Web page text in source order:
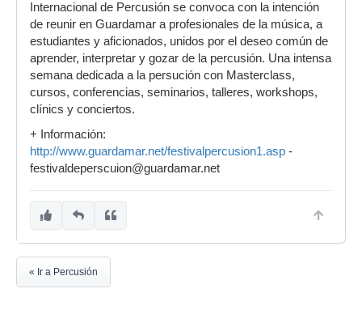
Internacional de Percusión se convoca con la intención
de reunir en Guardamar a profesionales de la música, a
estudiantes y aficionados, unidos por el deseo común de
aprender, interpretar y gozar de la percusión. Una intensa
semana dedicada a la persución con Masterclass,
cursos, conferencias, seminarios, talleres, workshops,
clínics y conciertos.
+ Información:
http://www.guardamar.net/festivalpercusion1.asp -
festivaldeperscuion@guardamar.net
« Ir a Percusión